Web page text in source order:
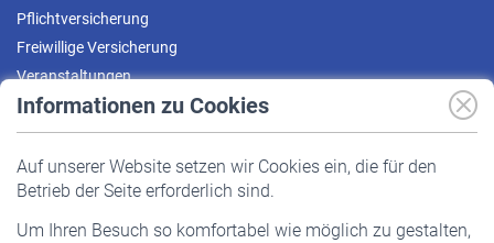
Informationen zu Cookies
Auf unserer Website setzen wir Cookies ein, die für den
Betrieb der Seite erforderlich sind.
Um Ihren Besuch so komfortabel wie möglich zu gestalten,
Pflichtversicherung
Freiwillige Versicherung
Veranstaltungen
Pflichtversicherung
Staatliche Förderung